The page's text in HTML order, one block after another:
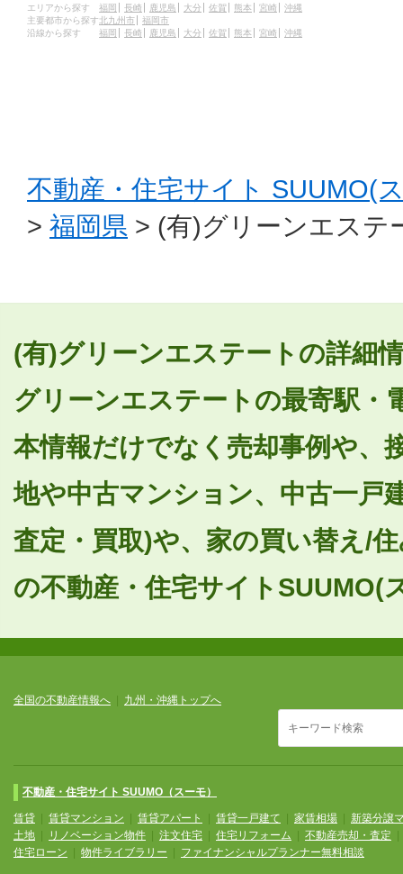
エリアから探す 福岡 長崎 鹿児島 大分 佐賀 熊本 宮崎
沖縄
主要都市から探す北九州市
福岡市
沿線から探す
福岡 長崎 鹿児島 大分 佐賀 熊本 宮崎 沖縄
不動産・住宅サイト SUUMO(
> 福岡県 > (有)グリーンエステ
(有)グリーンエステートの詳細
グリーンエステートの最寄駅・
本情報だけでなく売却事例や、
地や中古マンション、中古一戸
査定・買取)や、家の買い替え/
の不動産・住宅サイトSUUMO(
全国の不動産情報へ 九州・沖縄トップへ
不動産・住宅サイト SUUMO（スーモ）
賃貸 賃貸マンション 賃貸アパート 賃貸一戸建て 家賃相場
新築分譲
土地
リノベーション物件 注文住宅 住宅リフォーム 不動産売却・査定
住宅ローン
物件ライブラリー ファイナンシャルプランナー無料相談